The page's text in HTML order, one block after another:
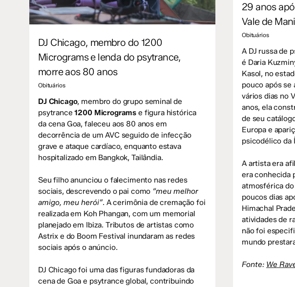
29 anos
Vale de
Obituários
A DJ russa de
é Daria
Kasol, no
pouco após se
vários dias no
anos, ela
de seu
Europa e
psicodélico da
A artista era
era conhecida
atmosférica
poucos dias
Himachal
atividades de
não foi
mundo
Fonte: We
DJ Chicago, membro do 1200
Micrograms e lenda do psytrance,
morre aos 80 anos
Obituários
DJ Chicago, membro do grupo seminal de
psytrance1200 Micrograms e figura histórica
da cena Goa, faleceu aos 80 anos em
decorrência de um AVC seguido de infecção
grave e ataque cardíaco, enquanto estava
hospitalizado em Bangkok, Tailândia.
Seu filho anunciou o falecimento nas redes
sociais, descrevendo o pai como “meu melhor
amigo, meu herói”. A cerimônia de cremação foi
realizada em Koh Phangan, com um memorial
planejado em Ibiza. Tributos de artistas como
Astrix e do Boom Festival inundaram as redes
sociais após o anúncio.
DJ Chicago foi uma das figuras fundadoras da
cena de Goa e psytrance global, contribuindo